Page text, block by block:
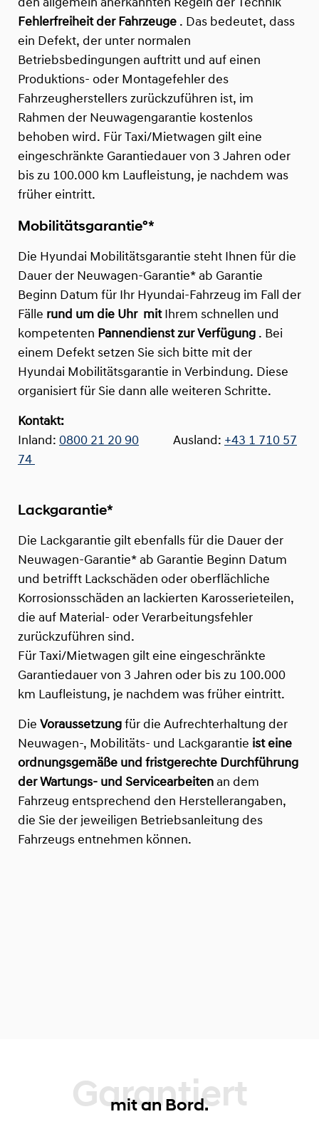
den allgemein anerkannten Regeln der Technik
Fehlerfreiheit der Fahrzeuge . Das bedeutet, dass
ein Defekt, der unter normalen
Betriebsbedingungen auftritt und auf einen
Produktions- oder Montagefehler des
Fahrzeugherstellers zurückzuführen ist, im
Rahmen der Neuwagengarantie kostenlos
behoben wird. Für Taxi/Mietwagen gilt eine
eingeschränkte Garantiedauer von 3 Jahren oder
bis zu 100.000 km Laufleistung, je nachdem was
früher eintritt.
Mobilitätsgarantie°*
Die Hyundai Mobilitätsgarantie steht Ihnen für die
Dauer der Neuwagen-Garantie* ab Garantie
Beginn Datum für Ihr Hyundai-Fahrzeug im Fall der
Fälle rund um die Uhr mitIhrem schnellen und
kompetenten Pannendienst zur Verfügung . Bei
einem Defekt setzen Sie sich bitte mit der
Hyundai Mobilitätsgarantie in Verbindung. Diese
organisiert für Sie dann alle weiteren Schritte.
Kontakt:
Inland: 0800 21 20 90 Ausland: +43 1 710 57
74
Lackgarantie*
Die Lackgarantie gilt ebenfalls für die Dauer der
Neuwagen-Garantie* ab Garantie Beginn Datum
und betrifft Lackschäden oder oberflächliche
Korrosionsschäden an lackierten Karosserieteilen,
die auf Material- oder Verarbeitungsfehler
zurückzuführen sind.
Für Taxi/Mietwagen gilt eine eingeschränkte
Garantiedauer von 3 Jahren oder bis zu 100.000
km Laufleistung, je nachdem was früher eintritt.
Die Voraussetzung für die Aufrechterhaltung der
Neuwagen-, Mobilitäts- und Lackgarantie ist eine
ordnungsgemäße und fristgerechte Durchführung
der Wartungs- und Servicearbeiten an dem
Fahrzeug entsprechend den Herstellerangaben,
die Sie der jeweiligen Betriebsanleitung des
Fahrzeugs entnehmen können.
Garantiert
mit an Bord.